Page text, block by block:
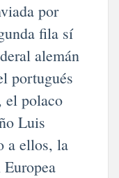
por
fila sí
alemán
portugués
el polaco
Luis
a ellos, la